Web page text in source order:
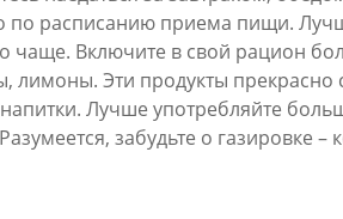
по расписанию приема пищи.
чаще. Включите в свой рацион
лимоны. Эти продукты
Лучше употребляйте
забудьте о газировке –